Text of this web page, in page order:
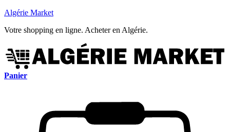
Algérie Market
Votre shopping en ligne. Acheter en Algérie.
Panier